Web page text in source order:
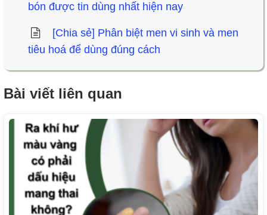
bón được tin dùng nhất hiện nay
[Chia sẻ] Phân biệt men vi sinh và men
tiêu hoá để dùng đúng cách
Bài viết liên quan